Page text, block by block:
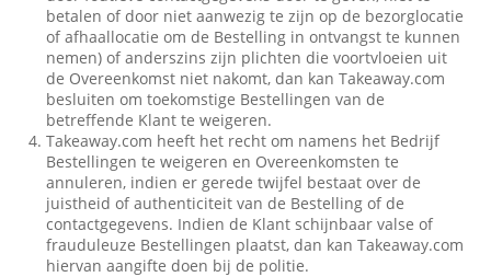
betalen of door niet aanwezig te zijn op de bezorglocatie
of afhaallocatie om de Bestelling in ontvangst te kunnen
nemen) of anderszins zijn plichten die voortvloeien uit
de Overeenkomst niet nakomt, dan kan Takeaway.com
besluiten om toekomstige Bestellingen van de
betreffende Klant te weigeren.
Takeaway.com heeft het recht om namens het Bedrijf
Bestellingen te weigeren en Overeenkomsten te
annuleren, indien er gerede twijfel bestaat over de
juistheid of authenticiteit van de Bestelling of de
contactgegevens. Indien de Klant schijnbaar valse of
frauduleuze Bestellingen plaatst, dan kan Takeaway.com
hiervan aangifte doen bij de politie.